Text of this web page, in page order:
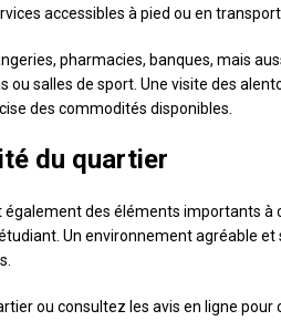
accessibles à pied ou en
pharmacies, banques, mais
ou salles de sport. Une visite des
des commodités disponibles.
du quartier
également des éléments importants à
Un environnement agréable
ou consultez les avis en ligne pour